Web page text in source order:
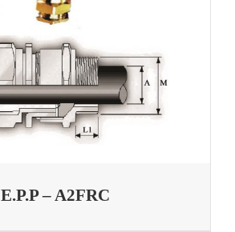
E.P.P – A2FRC